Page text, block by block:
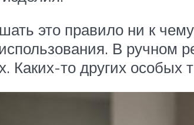
это правило ни к
В ручном
Каких-то других